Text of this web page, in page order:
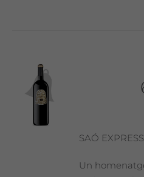
SAÓ
Un